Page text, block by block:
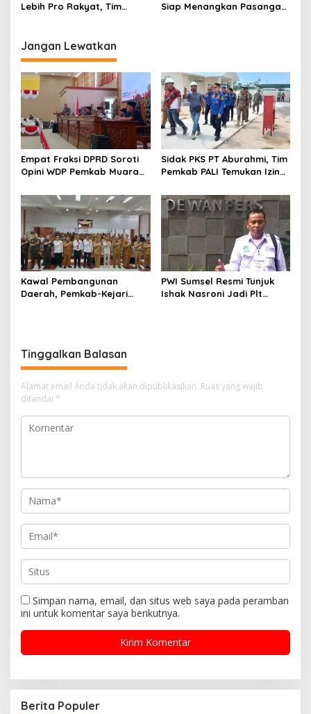
Lebih Pro Rakyat, Tim
Siap Menangkan Pasangan
Jangan Lewatkan
Empat Fraksi DPRD Soroti
Opini WDP Pemkab Muara
Kelola Keuangan
Sidak PKS PT Aburahmi, Tim
Pemkab PALI Temukan Izin
Kawal Pembangunan
Daerah, Pemkab-Kejari
PWI Sumsel Resmi Tunjuk
Ishak Nasroni Jadi Plt
Tinggalkan Balasan
Alamat email Anda tidak akan dipublikasikan. Ruas yang wajib
ditandai *
Simpan nama, email, dan situs web saya pada peramban
ini untuk komentar saya berikutnya.
Berita Populer